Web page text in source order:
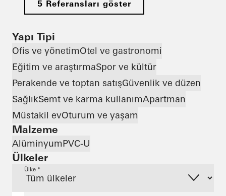
5 Referansları göster
Yapı Tipi
Ofis ve yönetimOtel ve gastronomi
Eğitim ve araştırmaSpor ve kültür
Perakende ve toptan satışGüvenlik ve düzen
SağlıkSemt ve karma kullanımApartman
Müstakil evOturum ve yaşam
Malzeme
AlüminyumPVC-U
Ülkeler
Ülke *